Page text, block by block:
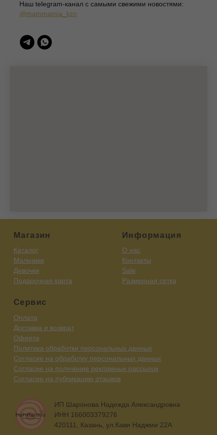
Наш telegram-канал c самыми свежими новостями:
@mammamia_kzn
(c)Разработка сайта 2022-2025, @eliza_profi_group